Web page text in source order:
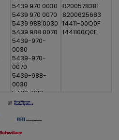
5439 970 0030
5439 970 0070
5439 988 0030
5439 988 0070
5439-970-
0030
5439-970-
0070
5439-988-
0030
5439-988-
0070
8200578381
8200625683
14411-00Q0F
1441100Q0F